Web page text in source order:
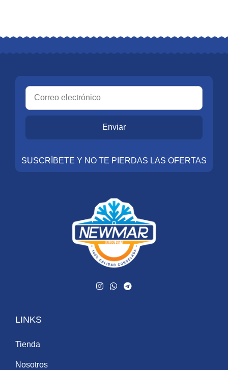
Enviar
SUSCRÍBETE Y NO TE PIERDAS LAS OFERTAS
LINKS
Tienda
Nosotros